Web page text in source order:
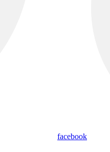
facebook